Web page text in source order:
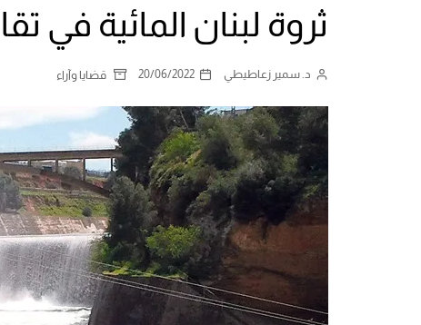
ثروة لبنان المائية في
د. سمير زعاطيطي 20/06/2022 قضايا وآراء